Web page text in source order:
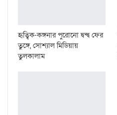
হৃত্বিক-কঙ্গনার পুরোনো দ্বন্দ্ব ফের
তুঙ্গে, সোশ্যাল মিডিয়ায়
তুলকালাম